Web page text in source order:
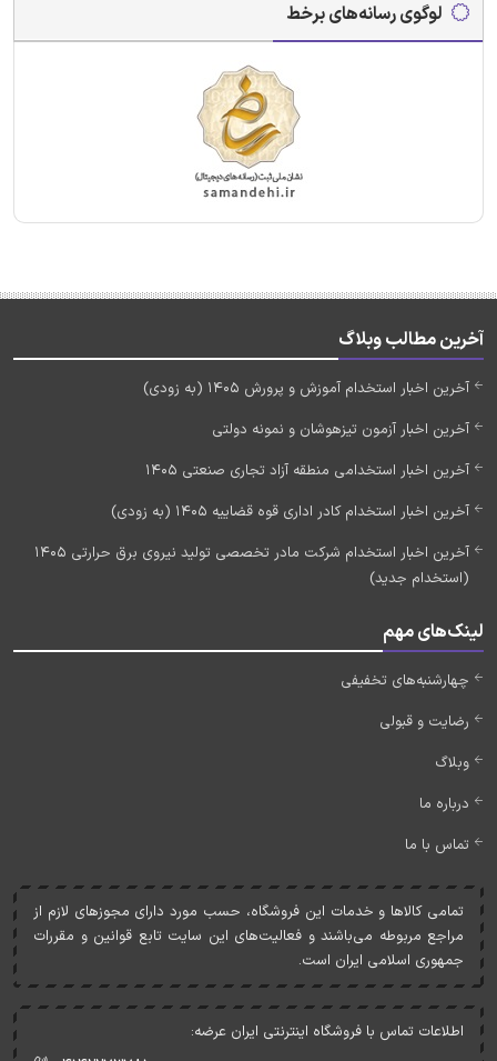
لوگوی رسانه‌های برخط
آخرین مطالب وبلاگ
آخرین اخبار استخدام آموزش و پرورش 1405 (به زودی)
آخرین اخبار آزمون تیزهوشان و نمونه دولتی
آخرین اخبار استخدامی منطقه آزاد تجاری صنعتی 1405
آخرین اخبار استخدام کادر اداری قوه قضاییه 1405 (به زودی)
آخرین اخبار استخدام شرکت مادر تخصصی تولید نیروی برق حرارتی 1405
(استخدام جدید)
لینک‌های مهم
چهارشنبه‌های تخفیفی
رضایت و قبولی
وبلاگ
درباره ما
تماس با ما
تمامی کالاها و خدمات اين فروشگاه، حسب مورد دارای مجوزهای لازم از
مراجع مربوطه می‌باشند و فعاليت‌های اين سايت تابع قوانين و مقررات
جمهوری اسلامی ايران است.
اطلاعات تماس با فروشگاه اینترنتی ایران عرضه: